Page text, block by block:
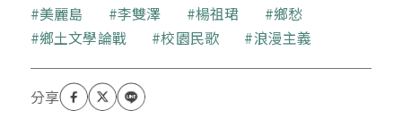
社。為人作嫁、自己筆耕皆已逾二十年，或可以藏經
閣裡的掃地僧自況吧！熱愛棒球、歡喜讀史、以文學
為娛、好哲學宗教淺探、社會學踏勘。最不愛政治，
政治若談的多皆因「予豈好辯哉？予不得已也」。著
有《島嶼浮光》、《學術台灣人》、《這不是太陽花
學運──三一八運動全記錄》（後兩本與人合著）。
關鍵字
美麗島 李雙澤 楊祖珺
鄉愁
鄉土文學論戰
校園民歌 浪漫主義